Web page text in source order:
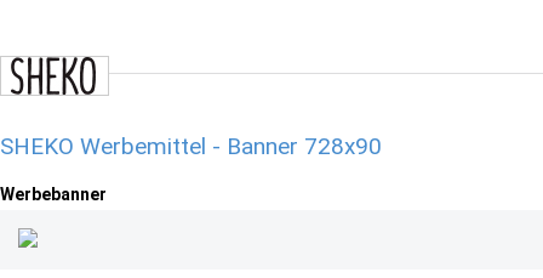
SHEKO Werbemittel - Banner 728x90
Werbebanner